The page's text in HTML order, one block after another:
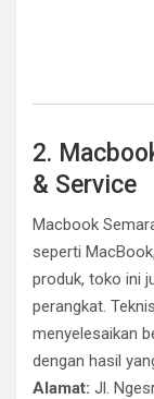
2.
& Service
Macbook
seperti
produk, toko ini
perangkat.
menyelesaikan
dengan hasil
Alamat: Jl.